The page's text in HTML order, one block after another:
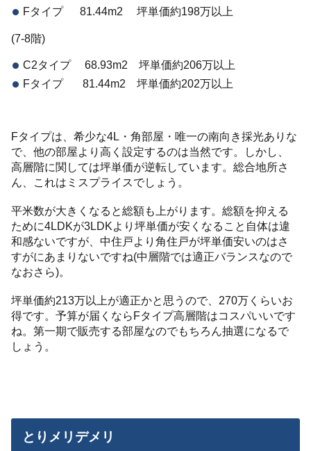
Fタイプ 81.44m2 坪単価約198万以上
(7-8階)
C2タイプ 68.93m2 坪単価約206万以上
Fタイプ 81.44m2 坪単価約202万以上
Fタイプは、希少な4L・角部屋・唯一の南向き採光ありな
で、他の部屋より高く設定するのは当然です。しかし、
高層階に関しては坪単価が逆転しています。総合地所さ
ん、これはミスプライスでしょう。
平米数が大きくなると総額も上がります。総額を抑える
ために4LDKが3LDKより坪単価が安くなること自体は違
和感ないですが、中住戸より角住戸が坪単価安いのはさ
すがにあまりないですね(中層階では適正バランスなので
なおさら)。
坪単価約213万以上が適正かと思うので、270万くらいお
得です。予算が届くならFタイプ高層階はコスパいいです
ね。第一期で販売する部屋なのでもちろん抽選になるで
しょう。
とりメリデメリ